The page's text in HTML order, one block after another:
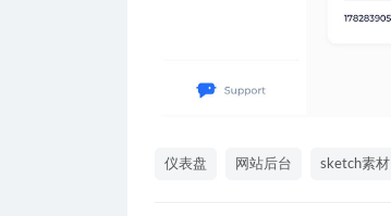
仪表盘 网站后台 sketch素材